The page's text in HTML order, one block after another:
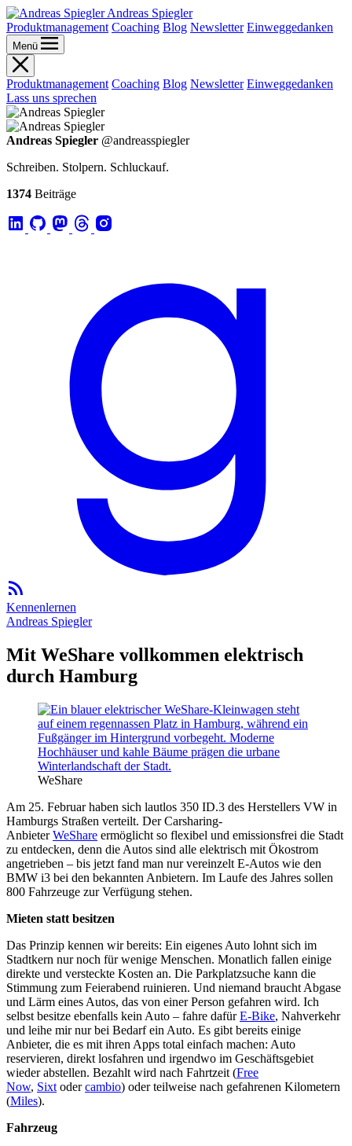
Andreas Spiegler
Produktmanagement Coaching Blog Newsletter Einweggedanken
Menü
Produktmanagement Coaching Blog Newsletter Einweggedanken
Lass uns sprechen
Andreas Spiegler @andreasspiegler
Schreiben. Stolpern. Schluckauf.
1374 Beiträge
Kennenlernen
Andreas Spiegler
Mit WeShare vollkommen elektrisch
durch Hamburg
WeShare
Am 25. Februar haben sich lautlos 350 ID.3 des Herstellers VW in
Hamburgs Straßen verteilt. Der Carsharing-
AnbieterWeShare ermöglicht so flexibel und emissionsfrei die Stadt
zu entdecken, denn die Autos sind alle elektrisch mit Ökostrom
angetrieben – bis jetzt fand man nur vereinzelt E-Autos wie den
BMW i3 bei den bekannten Anbietern. Im Laufe des Jahres sollen
800 Fahrzeuge zur Verfügung stehen.
Mieten statt besitzen
Das Prinzip kennen wir bereits: Ein eigenes Auto lohnt sich im
Stadtkern nur noch für wenige Menschen. Monatlich fallen einige
direkte und versteckte Kosten an. Die Parkplatzsuche kann die
Stimmung zum Feierabend ruinieren. Und niemand braucht Abgase
und Lärm eines Autos, das von einer Person gefahren wird. Ich
selbst besitze ebenfalls kein Auto – fahre dafürE-Bike, Nahverkehr
und leihe mir nur bei Bedarf ein Auto. Es gibt bereits einige
Anbieter, die es mit ihren Apps total einfach machen: Auto
reservieren, direkt losfahren und irgendwo im Geschäftsgebiet
wieder abstellen. Bezahlt wird nach Fahrtzeit (Free
Now, Sixt odercambio) oder teilweise nach gefahrenen Kilometern
(Miles).
Fahrzeug